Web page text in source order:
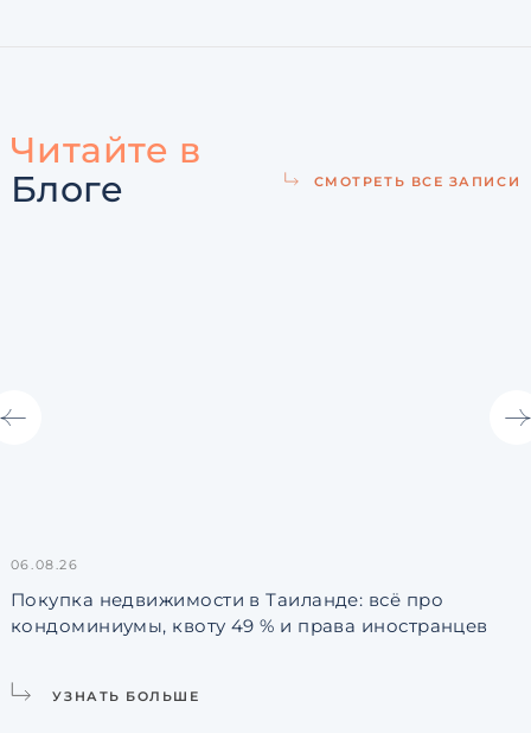
Читайте в
Блоге
СМОТРЕТЬ ВСЕ ЗАПИСИ
06.08.26
Покупка недвижимости в Таиланде: всё про
кондоминиумы, квоту 49 % и права иностранцев
УЗНАТЬ БОЛЬШЕ